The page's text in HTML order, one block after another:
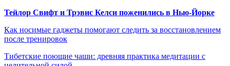
Тейлор Свифт и Трэвис Келси поженились в Нью-Йорке
Как носимые гаджеты помогают следить за восстановлением
после тренировок
Тибетские поющие чаши: древняя практика медитации с